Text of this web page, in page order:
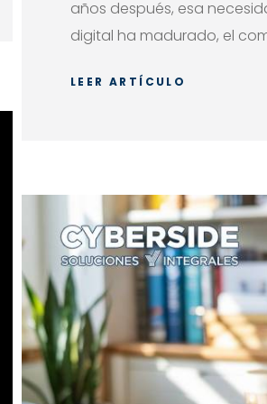
años después, esa
digital ha madurado, el
LEER ARTÍCULO
06 OCT 2023